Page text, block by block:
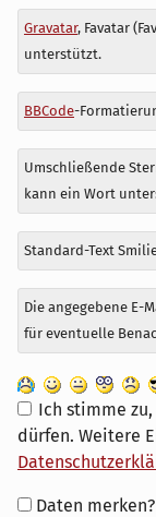
Antwort
zu
Gravatar, Favatar
unterstützt.
BBCode-
Umschließende
kann ein Wort
Standard-Text
Die angegebene E-
für eventuelle
Ich stimme
dürfen. Weitere
Formular-
Daten merken?